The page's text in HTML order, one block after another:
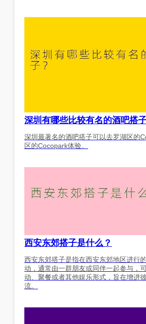
深圳有哪些比较有名的酒吧搭
深圳最著名的酒吧搭子可以去罗湖区的
区的Cocopark体验。
西安东郊搭子是什么？
西安东郊搭子是指在西安东郊地区进行
动，通常由一群朋友或同伴一起参与，
动、聚餐或者其他娱乐形式，旨在增进
流。